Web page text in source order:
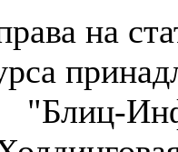
на
"Блиц-